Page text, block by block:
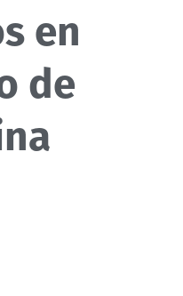
en
de